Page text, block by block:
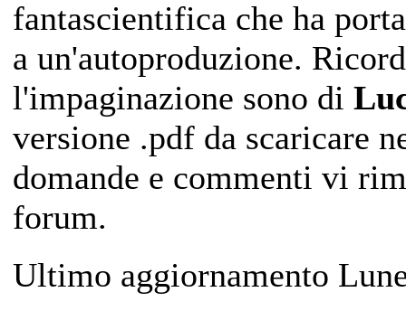
fantascientifica che ha
a un'autoproduzione.
l'impaginazione sono di
versione .pdf da scaricare
domande e commenti vi
forum.
Ultimo aggiornamento